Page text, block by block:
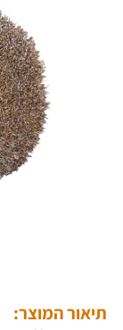
תיאור המוצר: